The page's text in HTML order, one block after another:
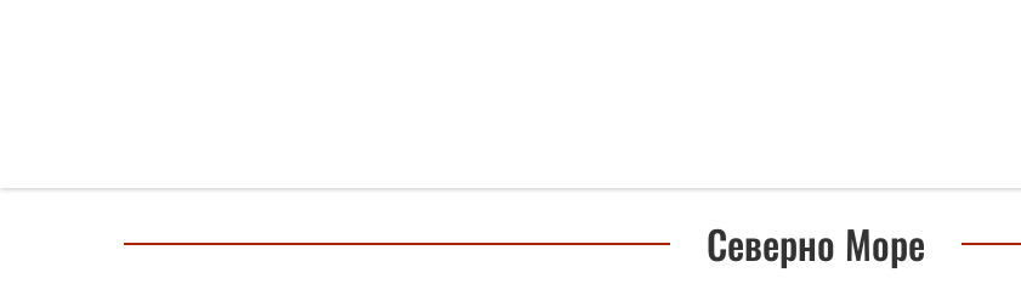
Северно Море